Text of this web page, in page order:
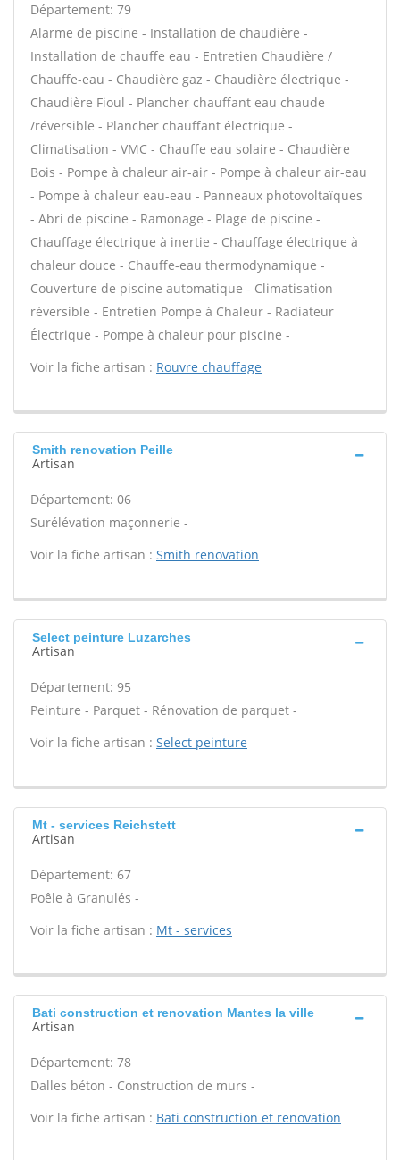
Département: 79
Alarme de piscine - Installation de chaudière -
Installation de chauffe eau - Entretien Chaudière /
Chauffe-eau - Chaudière gaz - Chaudière électrique -
Chaudière Fioul - Plancher chauffant eau chaude
/réversible - Plancher chauffant électrique -
Climatisation - VMC - Chauffe eau solaire - Chaudière
Bois - Pompe à chaleur air-air - Pompe à chaleur air-eau
- Pompe à chaleur eau-eau - Panneaux photovoltaïques
- Abri de piscine - Ramonage - Plage de piscine -
Chauffage électrique à inertie - Chauffage électrique à
chaleur douce - Chauffe-eau thermodynamique -
Couverture de piscine automatique - Climatisation
réversible - Entretien Pompe à Chaleur - Radiateur
Électrique - Pompe à chaleur pour piscine -
Voir la fiche artisan : Rouvre chauffage
Smith renovation Peille
Artisan
Département: 06
Surélévation maçonnerie -
Voir la fiche artisan : Smith renovation
Select peinture Luzarches
Artisan
Département: 95
Peinture - Parquet - Rénovation de parquet -
Voir la fiche artisan : Select peinture
Mt - services Reichstett
Artisan
Département: 67
Poêle à Granulés -
Voir la fiche artisan : Mt - services
Bati construction et renovation Mantes la ville
Artisan
Département: 78
Dalles béton - Construction de murs -
Voir la fiche artisan : Bati construction et renovation